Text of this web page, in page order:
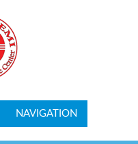
NAVIGATION